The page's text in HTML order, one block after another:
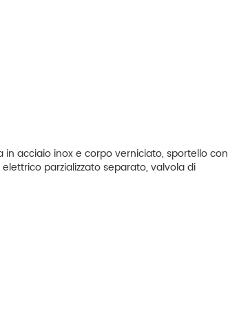
in acciaio inox e corpo verniciato, sportello con
parzializzato separato, valvola di